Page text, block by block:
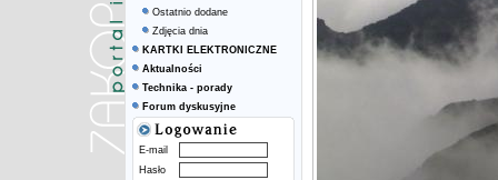
Ostatnio dodane
Zdjęcia dnia
KARTKI ELEKTRONICZNE
Aktualności
Technika - porady
Forum dyskusyjne
E-mail
Hasło